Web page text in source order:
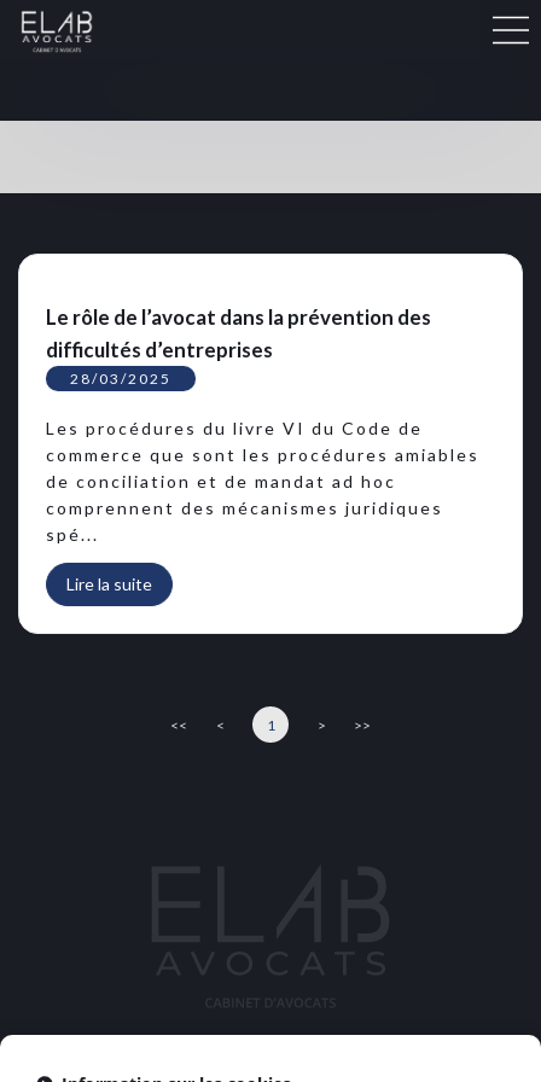
Le rôle de l’avocat dans la prévention des
difficultés d’entreprises
28/03/2025
Les procédures du livre VI du Code de
commerce que sont les procédures amiables
de conciliation et de mandat ad hoc
comprennent des mécanismes juridiques
spé...
Lire la suite
<< < 1 > >>